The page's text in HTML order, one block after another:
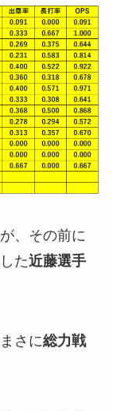
、その前に
た近藤選手
さに総力戦